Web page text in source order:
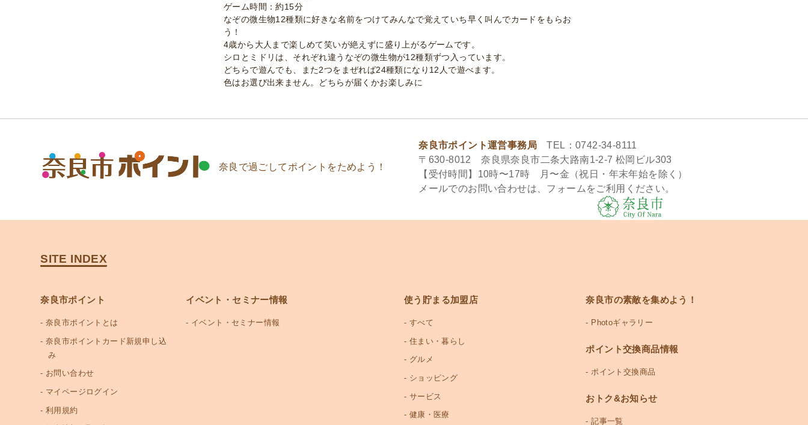
ジ
モ
ン
ジ
ゲーム時間：約15分
なぞの微生物12種類に好きな名前をつけてみんなで覚えていち早く叫んでカードをもらお
う！
4歳から大人まで楽しめて笑いが絶えずに盛り上がるゲームです。
シロとミドリは、それぞれ違うなぞの微生物が12種類ずつ入っています。
どちらで遊んでも、また2つをまぜれば24種類になり12人で遊べます。
色はお選び出来ません。どちらが届くかお楽しみに
奈良で過ごしてポイントをためよう！
奈良市ポイント運営事務局 TEL：0742-34-8111
〒630-8012 奈良県奈良市二条大路南1-2-7 松岡ビル303
【受付時間】10時〜17時 月〜金（祝日・年末年始を除く）
メールでのお問い合わせは、フォームをご利用ください。
SITE INDEX
奈良市ポイント
奈良市ポイントとは
奈良市ポイントカード新規申し込
み
お問い合わせ
マイページログイン
利用規約
イベント・セミナー情報
イベント・セミナー情報
使う貯まる加盟店
すべて
住まい・暮らし
グルメ
ショッピング
サービス
健康・医療
奈良市の素敵を集めよう！
Photoギャラリー
ポイント交換商品情報
ポイント交換商品
おトク&お知らせ
記事一覧